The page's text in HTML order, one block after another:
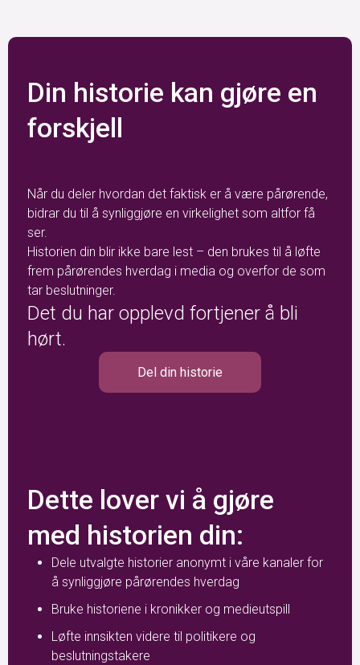
Din historie kan gjøre en
forskjell
Når du deler hvordan det faktisk er å være pårørende,
bidrar du til å synliggjøre en virkelighet som altfor få
ser.
Historien din blir ikke bare lest – den brukes til å løfte
frem pårørendes hverdag i media og overfor de som
tar beslutninger.
Det du har opplevd fortjener å bli
hørt.
Del din historie
Dette lover vi å gjøre
med historien din:
Dele utvalgte historier anonymt i våre kanaler for
å synliggjøre pårørendes hverdag
Bruke historiene i kronikker og medieutspill
Løfte innsikten videre til politikere og
beslutningstakere